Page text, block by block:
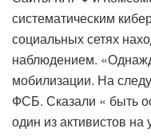
систематическим
социальных сетях
наблюдением.
мобилизации. На
ФСБ. Сказали « быть
один из активистов